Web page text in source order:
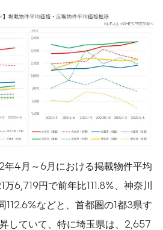
4月～6月における掲載物件平均
6,719円で前年比111.8%、神奈川
112.6%などと、首都圏の1都3県す
していて、特に埼玉県は、2,657